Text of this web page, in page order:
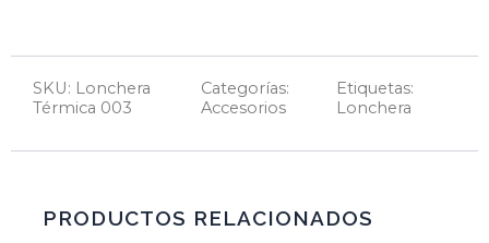
SKU: Lonchera
Térmica 003
Categorías:
Accesorios
Etiquetas:
Lonchera
PRODUCTOS RELACIONADOS